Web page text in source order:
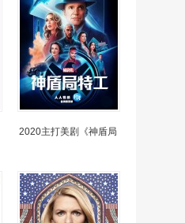
2020主打美剧《神盾局